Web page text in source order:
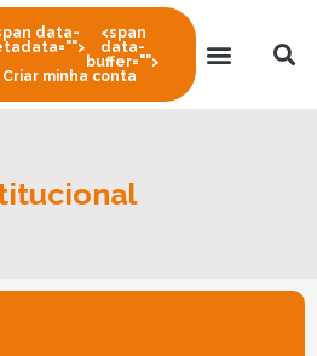
data-
">
<span
data-
buffer="">
Criar minha conta